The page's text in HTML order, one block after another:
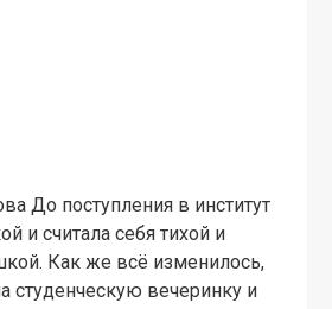
До поступления в институт
и считала себя тихой и
Как же всё изменилось,
студенческую вечеринку и